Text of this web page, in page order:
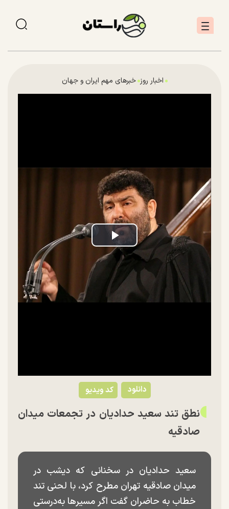
اخبار روز خبرهای مهم ایران و جهان
Play
Video
کد ویدیو دانلود
نطق تند سعید حدادیان در تجمعات میدان
صادقیه
سعید حدادیان در سخنانی که دیشب در
میدان صادقیه تهران مطرح کرد، با لحنی تند
خطاب به حاضران گفت اگر مسیر‌ها به‌درستی